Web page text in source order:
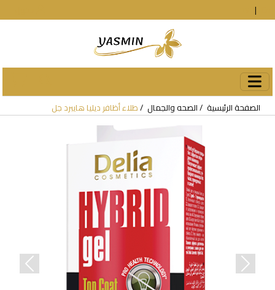
|
الصفحة الرئيسية الصحه والجمال طلاء أظافر ديليا هايبرد جل
Next